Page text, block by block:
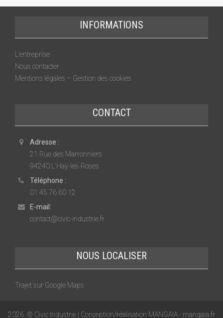
INFORMATIONS
L’entreprise
Nous contacter
Mentions légales – Gestion des cookies
CONTACT
Adresse :
21 Rue des Marronniers
94240 L'Haÿ-les-Roses
Téléphone :
01 45 76 60 12
E-mail:
contact@civic-industrie.fr
NOUS LOCALISER
Trajet sur Google Maps
2026 © Civic Industrie | Conception/réalisation MANGAIA - mangaia.fr